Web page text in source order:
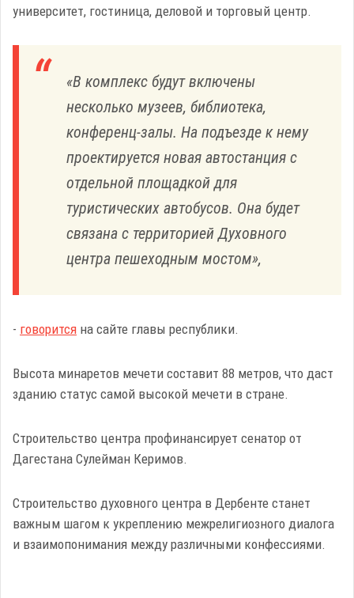
университет, гостиница, деловой и торговый центр.
«В комплекс будут включены
несколько музеев, библиотека,
конференц-залы. На подъезде к нему
проектируется новая автостанция с
отдельной площадкой для
туристических автобусов. Она будет
связана с территорией Духовного
центра пешеходным мостом»,
- говорится на сайте главы республики.
Высота минаретов мечети составит 88 метров, что даст
зданию статус самой высокой мечети в стране.
Строительство центра профинансирует сенатор от
Дагестана Сулейман Керимов.
Строительство духовного центра в Дербенте станет
важным шагом к укреплению межрелигиозного диалога
и взаимопонимания между различными конфессиями.